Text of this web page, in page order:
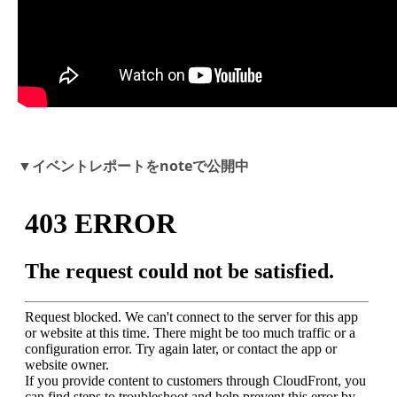
▼イベントレポートをnoteで公開中